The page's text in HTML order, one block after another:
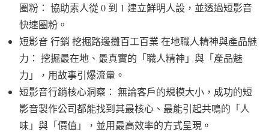
圈粉： 協助素人從 0 到 1 建立鮮明人設，並透過短影音
快速圈粉。
短影音 行銷 挖掘路邊攤百工百業 在地職人精神與產品魅
力： 挖掘最在地、最真實的「職人精神」與「產品魅
力」，用故事引爆流量。
短影音行銷核心洞察： 無論客戶的規模大小，成功的短
影音製作公司都能找到其最核心、最能引起共鳴的「人
味」與「價值」，並用最高效率的方式呈現。